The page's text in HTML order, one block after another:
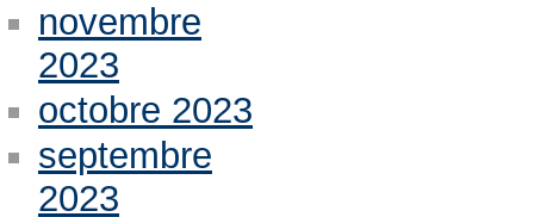
novembre
2023
octobre 2023
septembre
2023